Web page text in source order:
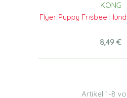
KONG
Flyer Puppy Frisbee
8,49 €
Artikel 1-8